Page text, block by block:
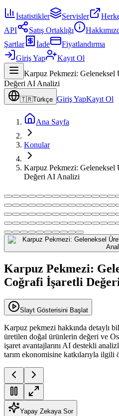
İstatistikler Servisler
API
Satış Ortaklığı
Şartlar
İade
Fiyatlandırma
Giriş Yap
Kayıt Ol
Karpuz Pekmezi:
Değeri AI Analizi
🇹🇷Türkçe Giriş YapKayıt Ol
Ana Sayfa
Konular
Karpuz Pekmezi:
Değeri AI Analizi
Karpuz Pekmezi:
Coğrafi İşaretli
Slayt Gösterisini Başlat
Karpuz pekmezi hakkında detaylı
üretilen doğal ürünlerin değeri ve
işaret avantajlarını AI destekli
tarım ekonomisine katkılarıyla ilgili
Yapay Zekaya Sor